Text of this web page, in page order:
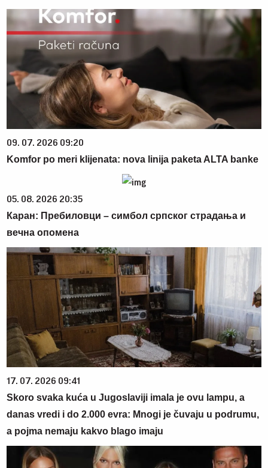
09. 07. 2026 09:20
Komfor po meri klijenata: nova linija paketa ALTA banke
05. 08. 2026 20:35
Каран: Пребиловци – симбол српског страдања и
вечна опомена
17. 07. 2026 09:41
Skoro svaka kuća u Jugoslaviji imala je ovu lampu, a
danas vredi i do 2.000 evra: Mnogi je čuvaju u podrumu,
a pojma nemaju kakvo blago imaju